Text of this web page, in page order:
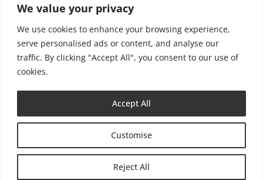
We value your privacy
We use cookies to enhance your browsing experience,
serve personalised ads or content, and analyse our
traffic. By clicking "Accept All", you consent to our use of
cookies.
Customise
Reject All
Accept All
Oberflache, Tiefe, Schaudern
Justyna Janetzek:In view of(Treppenhaus der Kunst,
Münster 2017)
Impressum Datenschutzerklärung